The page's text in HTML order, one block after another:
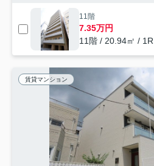
11階
7.35万円
11階 / 20.94㎡ / 1R
賃貸マンション